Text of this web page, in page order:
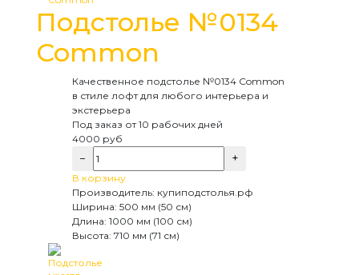
Подстолье №0134
Common
Качественное подстолье №0134 Common
в стиле лофт для любого интерьера и
экстерьера
Под заказ от 10 рабочих дней
4000 руб
− +
В корзину
Производитель: купиподстолья.рф
Ширина: 500 мм (50 см)
Длина: 1000 мм (100 см)
Высота: 710 мм (71 см)